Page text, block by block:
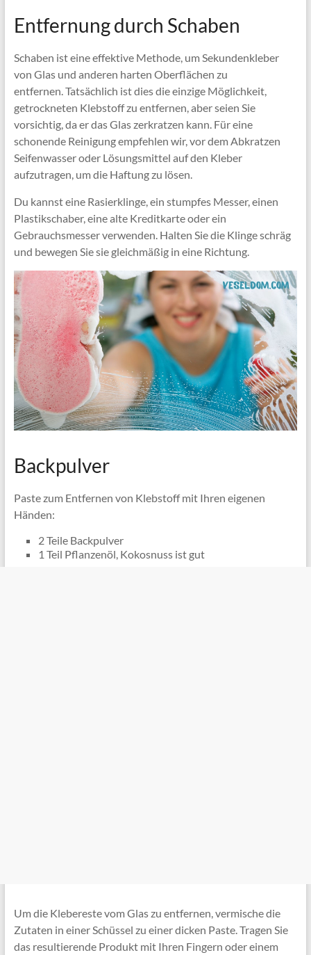
Entfernung durch Schaben
Schaben ist eine effektive Methode, um Sekundenkleber
von Glas und anderen harten Oberflächen zu
entfernen. Tatsächlich ist dies die einzige Möglichkeit,
getrockneten Klebstoff zu entfernen, aber seien Sie
vorsichtig, da er das Glas zerkratzen kann. Für eine
schonende Reinigung empfehlen wir, vor dem Abkratzen
Seifenwasser oder Lösungsmittel auf den Kleber
aufzutragen, um die Haftung zu lösen.
Du kannst eine Rasierklinge, ein stumpfes Messer, einen
Plastikschaber, eine alte Kreditkarte oder ein
Gebrauchsmesser verwenden. Halten Sie die Klinge schräg
und bewegen Sie sie gleichmäßig in eine Richtung.
Backpulver
Paste zum Entfernen von Klebstoff mit Ihren eigenen
Händen:
2 Teile Backpulver
1 Teil Pflanzenöl, Kokosnuss ist gut
Um die Klebereste vom Glas zu entfernen, vermische die
Zutaten in einer Schüssel zu einer dicken Paste. Tragen Sie
das resultierende Produkt mit Ihren Fingern oder einem